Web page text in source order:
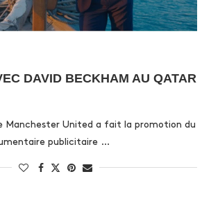
DAVID BECKHAM AU QATAR
Manchester United a fait la promotion du
publicitaire …